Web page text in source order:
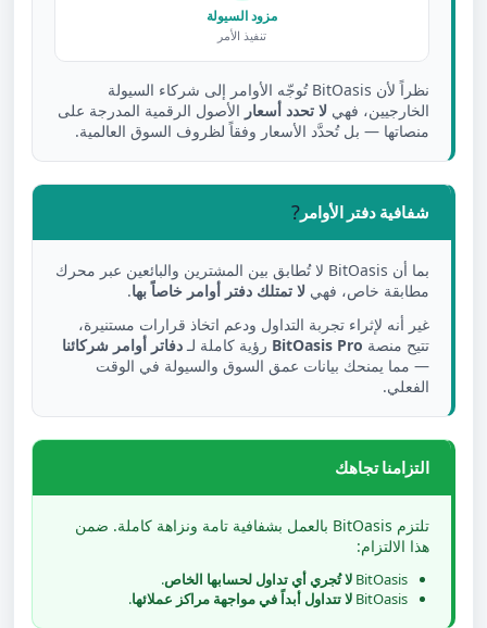
مزود السيولة
تنفيذ الأمر
نظراً لأن BitOasis تُوجّه الأوامر إلى شركاء السيولة
الخارجيين، فهي لا تحدد أسعار الأصول الرقمية المدرجة على
منصاتها — بل تُحدَّد الأسعار وفقاً لظروف السوق العالمية.
? شفافية دفتر الأوامر
بما أن BitOasis لا تُطابق بين المشترين والبائعين عبر محرك
مطابقة خاص، فهي لا تمتلك دفتر أوامر خاصاً بها.
غير أنه لإثراء تجربة التداول ودعم اتخاذ قرارات مستنيرة،
تتيح منصة BitOasis Pro رؤية كاملة لـدفاتر أوامر شركائنا
— مما يمنحك بيانات عمق السوق والسيولة في الوقت
الفعلي.
التزامنا تجاهك
تلتزم BitOasis بالعمل بشفافية تامة ونزاهة كاملة. ضمن
هذا الالتزام:
BitOasis لا تُجري أي تداول لحسابها الخاص.
BitOasis لا تتداول أبداً في مواجهة مراكز عملائها.